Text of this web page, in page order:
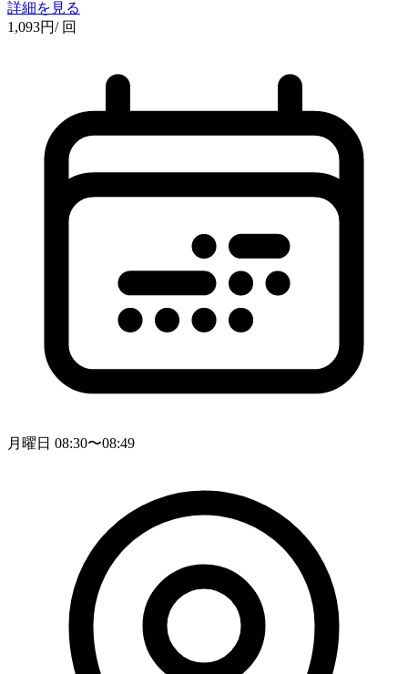
詳細を見る
1,093円/ 回
月曜日 08:30〜08:49